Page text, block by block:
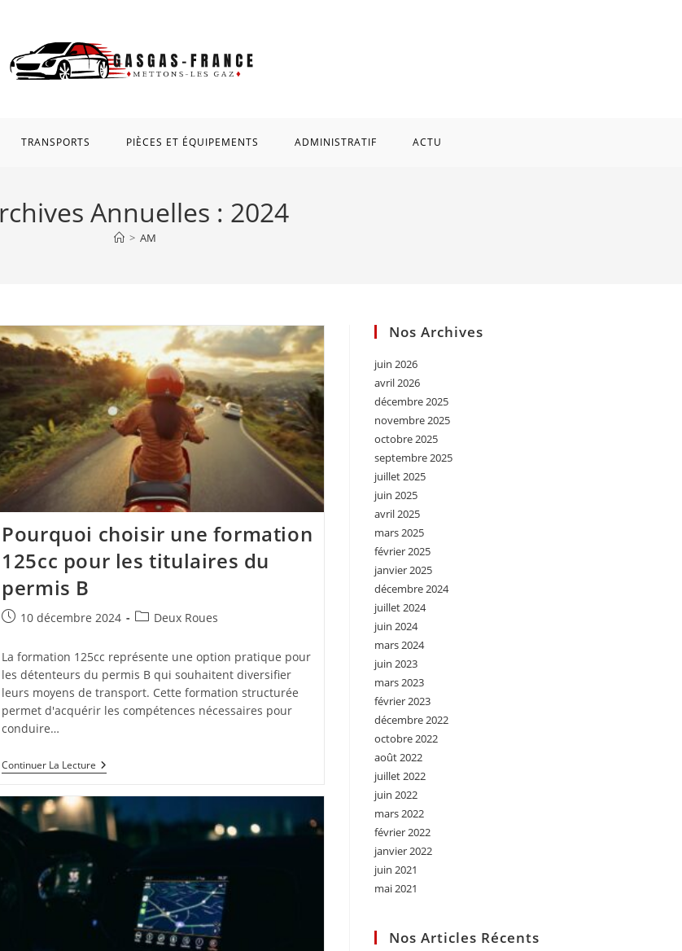
TRANSPORTS PIÈCES ET ÉQUIPEMENTS ADMINISTRATIF ACTU
Annuelles : 2024
> AM
Pourquoi choisir une formation
125cc pour les titulaires du
permis B
Publication
10 décembre 2024
PostDeux Roues
La formation 125cc représente une option pratique pour
les détenteurs du permis B qui souhaitent diversifier
leurs moyens de transport. Cette formation structurée
permet d'acquérir les compétences nécessaires pour
conduire…
Continuer La Lecture Pourquoi
Choisir
Formation
125cc
Pour
Les
Permis
Nos Archives
juin 2026
avril 2026
décembre 2025
novembre 2025
octobre 2025
septembre 2025
juillet 2025
juin 2025
avril 2025
mars 2025
février 2025
janvier 2025
décembre 2024
juillet 2024
juin 2024
mars 2024
juin 2023
mars 2023
février 2023
décembre 2022
octobre 2022
août 2022
juillet 2022
juin 2022
mars 2022
février 2022
janvier 2022
juin 2021
mai 2021
Nos Articles Récents